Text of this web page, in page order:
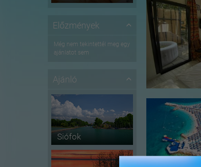
Előzmények
Még nem tekintettél meg egy
ajánlatot sem
Ajánló
Siófok